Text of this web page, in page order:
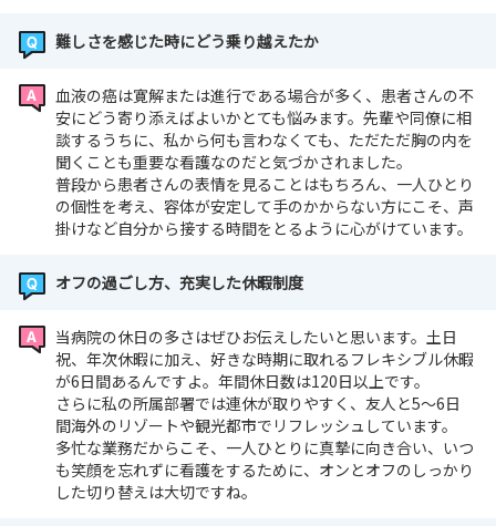
難しさを感じた時にどう乗り越えたか
血液の癌は寛解または進行である場合が多く、患者さんの不
安にどう寄り添えばよいかとても悩みます。先輩や同僚に相
談するうちに、私から何も言わなくても、ただただ胸の内を
聞くことも重要な看護なのだと気づかされました。
普段から患者さんの表情を見ることはもちろん、一人ひとり
の個性を考え、容体が安定して手のかからない方にこそ、声
掛けなど自分から接する時間をとるように心がけています。
オフの過ごし方、充実した休暇制度
当病院の休日の多さはぜひお伝えしたいと思います。土日
祝、年次休暇に加え、好きな時期に取れるフレキシブル休暇
が6日間あるんですよ。年間休日数は120日以上です。
さらに私の所属部署では連休が取りやすく、友人と5～6日
間海外のリゾートや観光都市でリフレッシュしています。
多忙な業務だからこそ、一人ひとりに真摯に向き合い、いつ
も笑顔を忘れずに看護をするために、オンとオフのしっかり
した切り替えは大切ですね。